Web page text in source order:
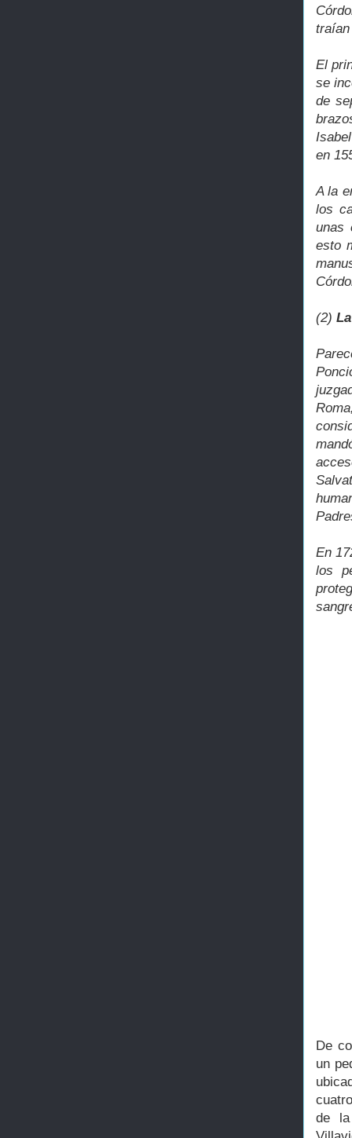
El
se
de
en
A la
los
unas
esto
(2)
En
los
De
un
de